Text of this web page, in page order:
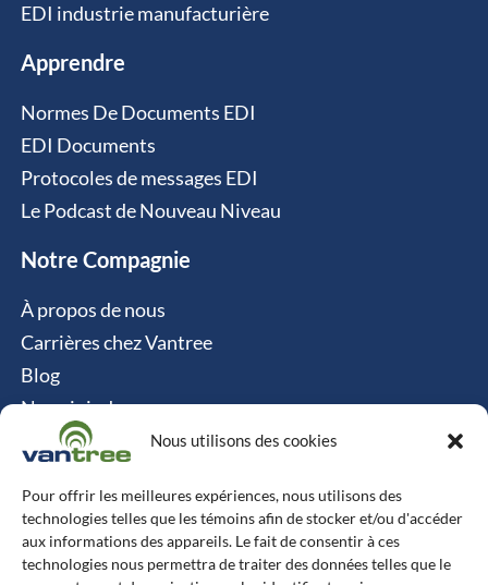
Nous utilisons des cookies
Pour offrir les meilleures expériences, nous utilisons des
technologies telles que les témoins afin de stocker et/ou d'accéder
aux informations des appareils. Le fait de consentir à ces
technologies nous permettra de traiter des données telles que le
EDI industrie manufacturière
Apprendre
Normes De Documents EDI
EDI Documents
Protocoles de messages EDI
Le Podcast de Nouveau Niveau
Notre Compagnie
À propos de nous
Carrières chez Vantree
Blog
Nous joindre
Politique relative aux cookies
Contact
Vantree Systems
514-747-0350